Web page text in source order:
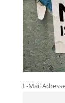
E-Mail